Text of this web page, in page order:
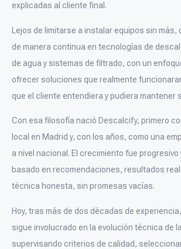
explicadas al cliente final.
Lejos de limitarse a instalar equipos sin
de manera continua en tecnologías de
de agua y sistemas de filtrado, con un
ofrecer soluciones que realmente
que el cliente entendiera y pudiera mantener
Con esa filosofía nació Descalcify, primero
local en Madrid y, con los años, como una
a nivel nacional. El crecimiento fue
basado en recomendaciones, resultados
técnica honesta, sin promesas vacías.
Hoy, tras más de dos décadas de
sigue involucrado en la evolución técnica de
supervisando criterios de calidad,